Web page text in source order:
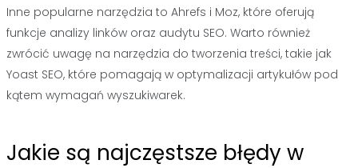
Inne popularne narzędzia to Ahrefs i Moz, które oferują
funkcje analizy linków oraz audytu SEO. Warto również
zwrócić uwagę na narzędzia do tworzenia treści, takie jak
Yoast SEO, które pomagają w optymalizacji artykułów pod
kątem wymagań wyszukiwarek.
Jakie są najczęstsze błędy w